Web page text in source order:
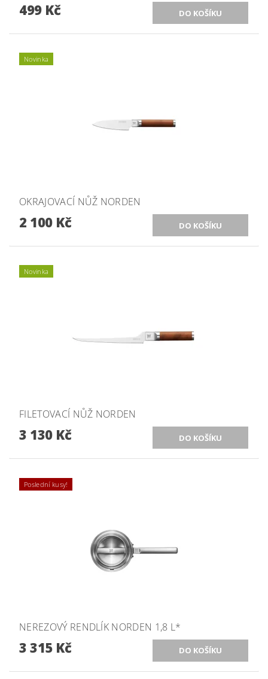
499 Kč
Novinka
OKRAJOVACÍ NŮŽ NORDEN
2 100 Kč
Novinka
FILETOVACÍ NŮŽ NORDEN
3 130 Kč
Poslední kusy!
NEREZOVÝ RENDLÍK NORDEN 1,8 L*
3 315 Kč